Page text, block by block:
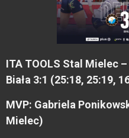
ITA TOOLS Stal Mielec
Biała 3:1 (25:18, 25:19,
MVP: Gabriela
Mielec)